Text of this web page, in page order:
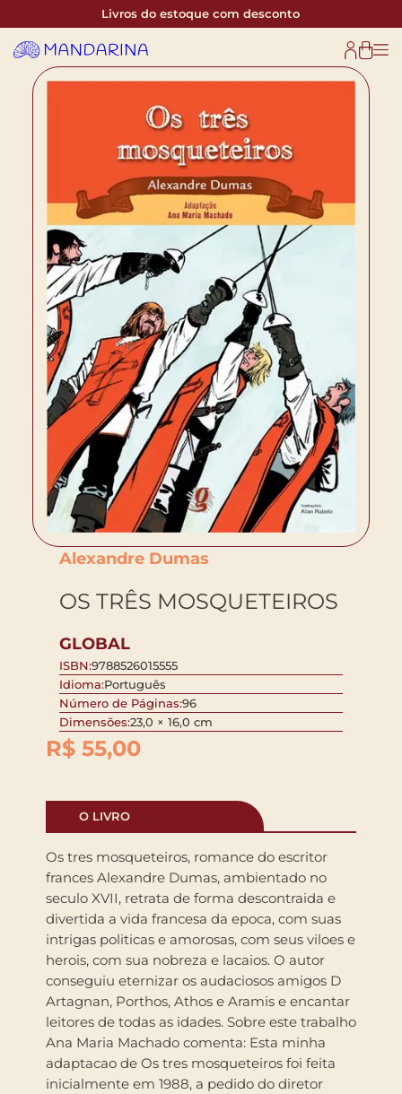
Livros do estoque com desconto
Alexandre Dumas
OS TRÊS MOSQUETEIROS
GLOBAL
ISBN:9788526015555
Idioma:Português
Número de Páginas:96
Dimensões:23,0 × 16,0 cm
R$ 55,00
O LIVRO
Os tres mosqueteiros, romance do escritor
frances Alexandre Dumas, ambientado no
seculo XVII, retrata de forma descontraida e
divertida a vida francesa da epoca, com suas
intrigas politicas e amorosas, com seus viloes e
herois, com sua nobreza e lacaios. O autor
conseguiu eternizar os audaciosos amigos D
Artagnan, Porthos, Athos e Aramis e encantar
leitores de todas as idades. Sobre este trabalho
Ana Maria Machado comenta: Esta minha
adaptacao de Os tres mosqueteiros foi feita
inicialmente em 1988, a pedido do diretor